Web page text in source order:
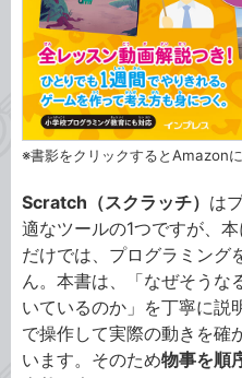
※書影をクリックするとAmazon
Scratch（スクラッチ） は
適なツールの1つですが、
だけでは、プログラミング
ん。本書は、「なぜそうな
いているのか」を丁寧に説
で操作して実際の動きを確
います。そのため物事を順